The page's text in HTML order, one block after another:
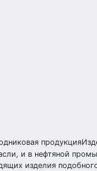
и в нефтяной
изделия